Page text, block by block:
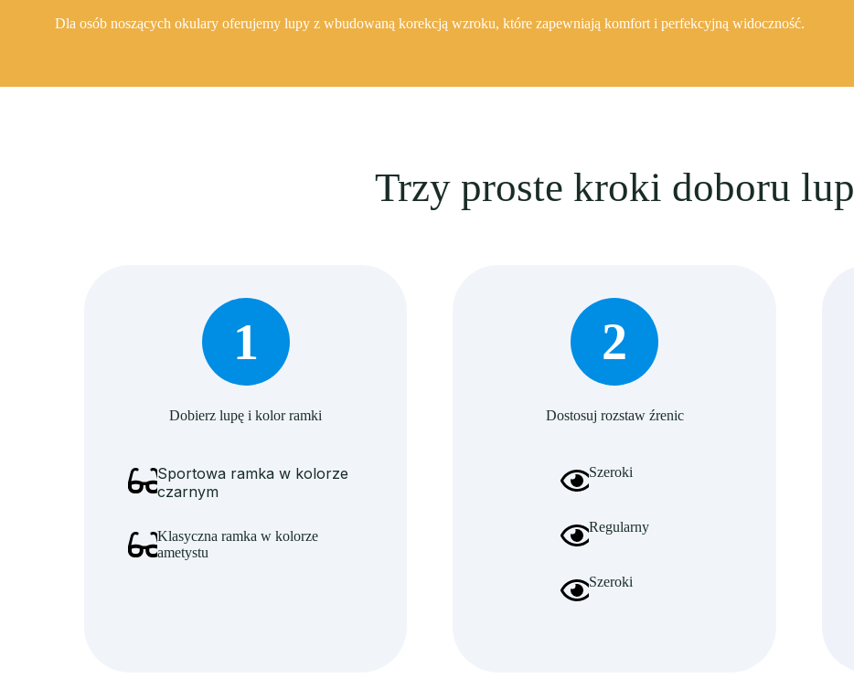
Dla osób noszących okulary oferujemy lupy z wbudowaną korekcją wzroku, które zapewniają komfort i perfekcyjną widoczność.
Trzy proste kroki doboru lup
1
Dobierz lupę i kolor ramki
Sportowa ramka w kolorze
czarnym
Klasyczna ramka w kolorze
ametystu
2
Dostosuj rozstaw źrenic
Szeroki
Regularny
Szeroki